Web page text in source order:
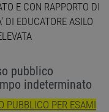
E CON RAPPORTO DI
DI EDUCATORE ASILO
pubblico
indeterminato
PUBBLICO PER ESAMI